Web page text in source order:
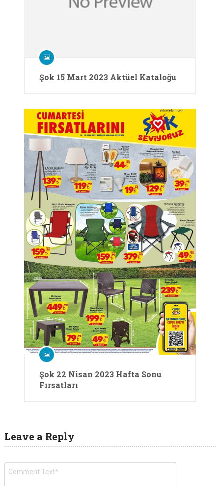
Şok 15 Mart 2023 Aktüel Kataloğu
Şok 22 Nisan 2023 Hafta Sonu
Fırsatları
Leave a Reply